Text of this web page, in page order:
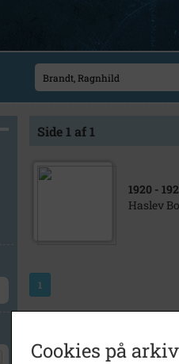
Side 1 af 1
1920 -
Haslev
1
Cookies på